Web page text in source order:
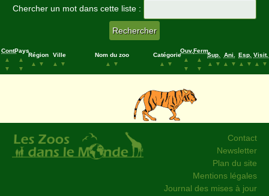
Chercher un mot dans cette liste :
Cont.
▲
▼
Pays
▲
▼
Région
▲
▼
Ville
▲
▼
Nom du zoo
▲
▼
Catégorie
▲
▼
Ouv.
▲
▼
Ferm.
▲
▼
Sup.
▲
▼
Ani.
▲
▼
Esp.
▲
▼
Visit.
▲
▼
Contact
Newsletter
Plan du site
Mentions légales
Journal des mises à jour